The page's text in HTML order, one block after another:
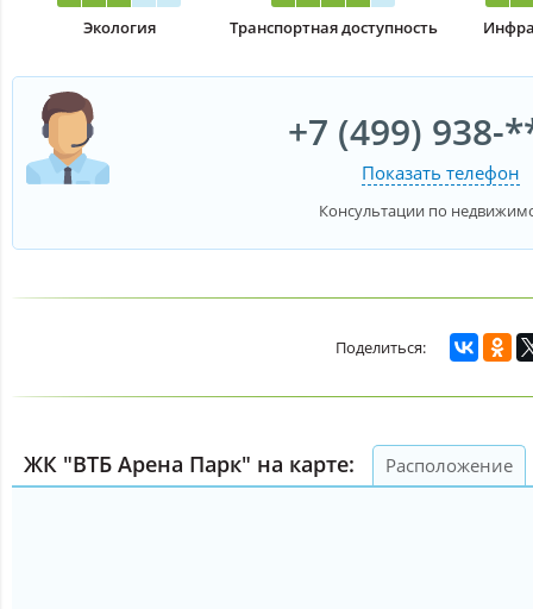
Экология Транспортная доступность
+7 (499) 938-
Показать телефон
Консультации по
ЖК "ВТБ Арена Парк" на карте: Расположение